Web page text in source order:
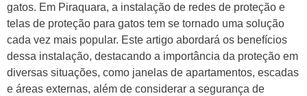
gatos. Em Piraquara, a instalação de redes de proteção e
telas de proteção para gatos tem se tornado uma solução
cada vez mais popular. Este artigo abordará os benefícios
dessa instalação, destacando a importância da proteção em
diversas situações, como janelas de apartamentos, escadas
e áreas externas, além de considerar a segurança de